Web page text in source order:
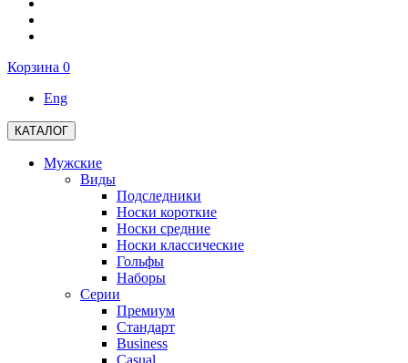
Корзина 0
Eng
КАТАЛОГ
Мужские
Виды
Подследники
Носки короткие
Носки средние
Носки классические
Гольфы
Наборы
Серии
Премиум
Стандарт
Business
Casual